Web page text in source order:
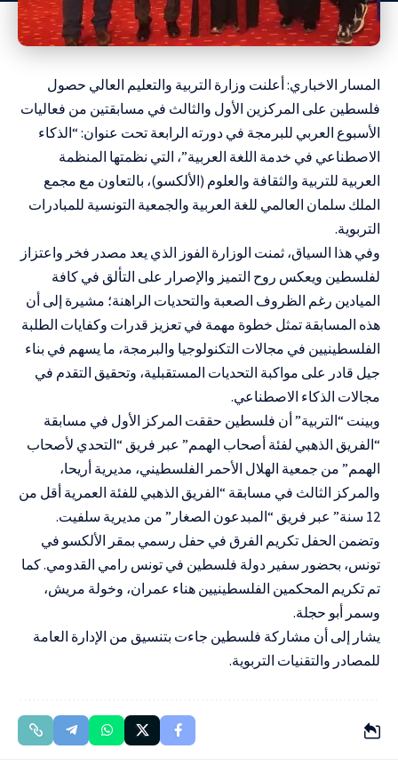
المسار الاخباري:أعلنت وزارة التربية والتعليم العالي حصول
فلسطين على المركزين الأول والثالث في مسابقتين من فعاليات
الأسبوع العربي للبرمجة في دورته الرابعة تحت عنوان: “الذكاء
الاصطناعي في خدمة اللغة العربية”، التي نظمتها المنظمة
العربية للتربية والثقافة والعلوم (الألكسو)، بالتعاون مع مجمع
الملك سلمان العالمي للغة العربية والجمعية التونسية للمبادرات
التربوية.
وفي هذا السياق، ثمنت الوزارة الفوز الذي يعد مصدر فخر واعتزاز
لفلسطين ويعكس روح التميز والإصرار على التألق في كافة
الميادين رغم الظروف الصعبة والتحديات الراهنة؛ مشيرة إلى أن
هذه المسابقة تمثل خطوة مهمة في تعزيز قدرات وكفايات الطلبة
الفلسطينيين في مجالات التكنولوجيا والبرمجة، ما يسهم في بناء
جيل قادر على مواكبة التحديات المستقبلية، وتحقيق التقدم في
مجالات الذكاء الاصطناعي.
وبينت “التربية” أن فلسطين حققت المركز الأول في مسابقة
“الفريق الذهبي لفئة أصحاب الهمم” عبر فريق “التحدي لأصحاب
الهمم” من جمعية الهلال الأحمر الفلسطيني، مديرية أريحا،
والمركز الثالث في مسابقة “الفريق الذهبي للفئة العمرية أقل من
12 سنة” عبر فريق “المبدعون الصغار” من مديرية سلفيت.
وتضمن الحفل تكريم الفرق في حفل رسمي بمقر الألكسو في
تونس، بحضور سفير دولة فلسطين في تونس رامي القدومي. كما
تم تكريم المحكمين الفلسطينيين هناء عمران، وخولة مريش،
وسمر أبو حجلة.
يشار إلى أن مشاركة فلسطين جاءت بتنسيق من الإدارة العامة
للمصادر والتقنيات التربوية.